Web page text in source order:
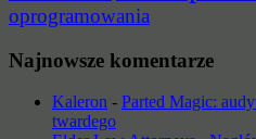
oprogramowania
Najnowsze komentarze
Kaleron - Parted Magic:
twardego